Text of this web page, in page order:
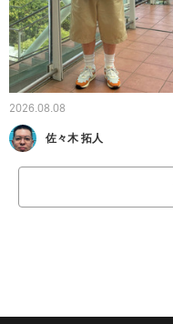
2026.08.08
佐々木 拓人